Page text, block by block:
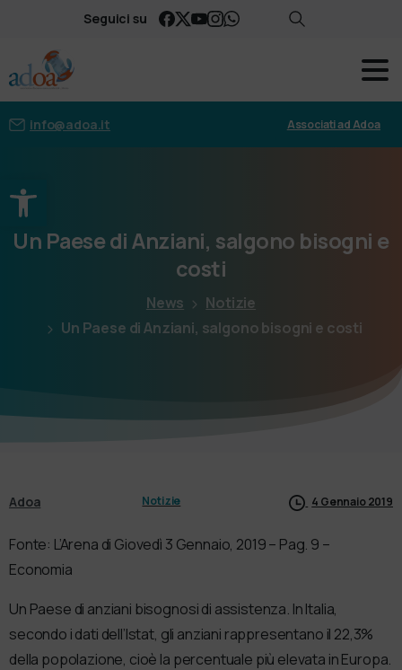
Apri la barra degli strumenti
Seguici su
info@adoa.it Associati ad Adoa
Un PaesediAnziani, salgono bisogni e
costi
News
Notizie
Un Paese di Anziani, salgono bisogni e costi
Adoa Notizie 4 Gennaio 2019
Fonte: L’Arena di Giovedì 3 Gennaio, 2019 – Pag. 9 –
Economia
Un Paese di anziani bisognosi di assistenza. In Italia,
secondo i dati dell’Istat, gli anziani rappresentano il 22,3%
della popolazione, cioè la percentuale più elevata in Europa.